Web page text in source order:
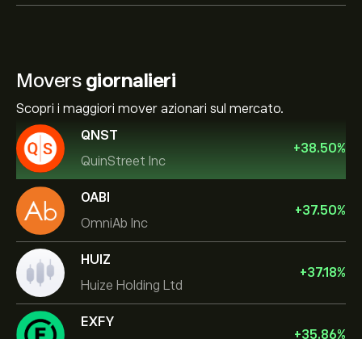
Movers giornalieri
Scopri i maggiori mover azionari sul mercato.
QNST
QuinStreet Inc
+38.50%
OABI
OmniAb Inc
+37.50%
HUIZ
Huize Holding Ltd
+37.18%
EXFY
+35.86%